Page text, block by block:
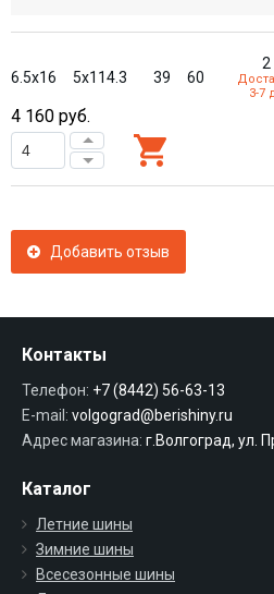
6.5x16 5x114.3 39 60
2
3-7
4 160 руб.
Добавить отзыв
Контакты
Телефон: +7 (8442) 56-63-13
E-mail: volgograd@berishiny.ru
Адрес магазина: г.Волгоград, ул.
Каталог
Летние шины
Зимние шины
Всесезонные шины